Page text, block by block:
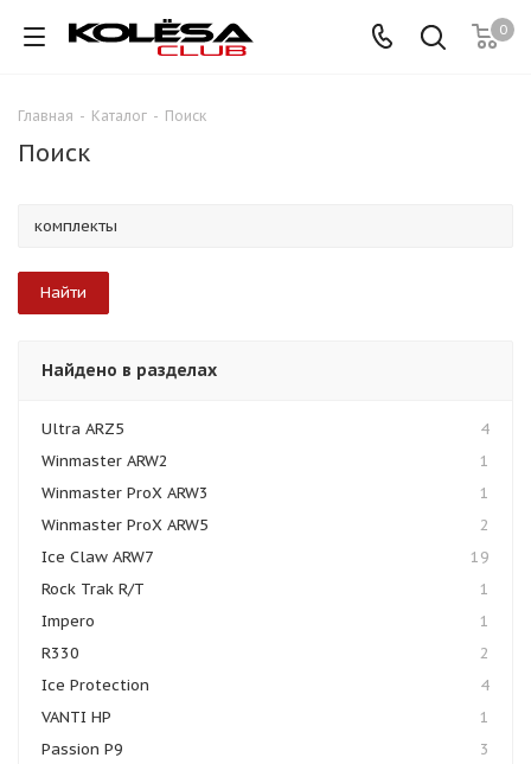
0
Главная - Каталог - Поиск
Поиск
Найдено в разделах
Ultra ARZ5
4
Winmaster ARW2
1
Winmaster ProX ARW3
1
Winmaster ProX ARW5
2
Ice Claw ARW7
19
Rock Trak R/T
1
Impero
1
R330
2
Ice Protection
4
VANTI HP
1
Passion P9
3